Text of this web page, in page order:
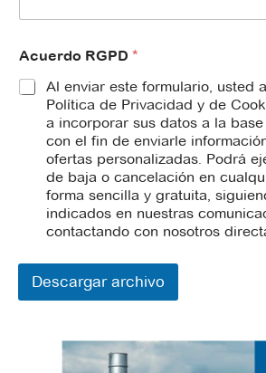
d
o
s
R
Acuerdo RGPD *
Al enviar este formulario, usted
Política de Privacidad y de
a incorporar sus datos a la
con el fin de enviarle
ofertas personalizadas. Podrá
de baja o cancelación en
forma sencilla y gratuita,
indicados en nuestras
contactando con nosotros
Descargar archivo